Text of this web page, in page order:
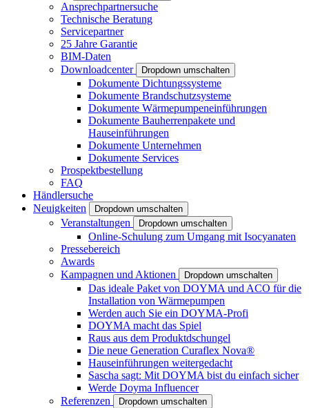
Ansprechpartnersuche
Technische Beratung
Servicepartner
25 Jahre Garantie
BIM-Daten
Downloadcenter
Dropdown umschalten
Dokumente Dichtungssysteme
Dokumente Brandschutzsysteme
Dokumente Wärmepumpeneinführungen
Dokumente Bauherrenpakete und
Hauseinführungen
Dokumente Unternehmen
Dokumente Services
Prospektbestellung
FAQ
Händlersuche
Neuigkeiten
Dropdown umschalten
Veranstaltungen Dropdown umschalten
Online-Schulung zum Umgang mit Isocyanaten
Pressebereich
Awards
Kampagnen und Aktionen
Dropdown umschalten
Das ideale Paket von DOYMA und ACO für die
Installation von Wärmepumpen
Werden auch Sie ein DOYMA-Profi
DOYMA macht das Spiel
Raus aus dem Produktdschungel
Die neue Generation Curaflex Nova®
Hauseinführungen weitergedacht
Sascha sagt: Mit DOYMA bist du einfach sicher
Werde Doyma Influencer
Referenzen
Dropdown umschalten